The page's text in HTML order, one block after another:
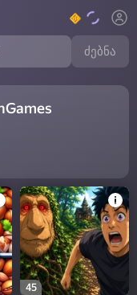
ძებნა
45